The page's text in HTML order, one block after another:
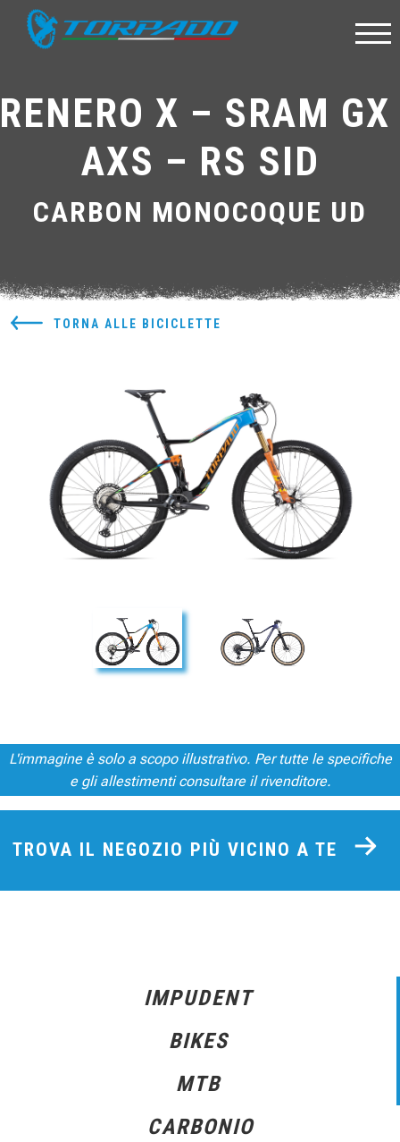
RENERO X – SRAM GX
AXS – RS SID
CARBON MONOCOQUE UD
TORNA ALLE BICICLETTE
L'immagine è solo a scopo illustrativo. Per tutte le specifiche
e gli allestimenti consultare il rivenditore.
TROVA IL NEGOZIO PIÙ VICINO A TE
IMPUDENT
BIKES
MTB
CARBONIO